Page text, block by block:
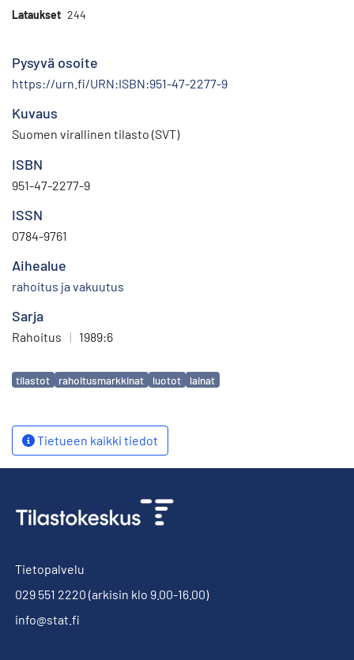
Lataukset 244
Pysyvä osoite
https://urn.fi/URN:ISBN:951-47-2277-9
Kuvaus
Suomen virallinen tilasto (SVT)
ISBN
951-47-2277-9
ISSN
0784-9761
Aihealue
rahoitus ja vakuutus
Sarja
Rahoitus | 1989:6
Avainsanat
tilastot rahoitusmarkkinat luotot lainat
Tietueen kaikki tiedot
Tietopalvelu
029 551 2220 (arkisin klo 9.00-16.00)
info@stat.fi